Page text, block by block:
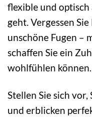
flexible und
geht. Vergessen
unschöne Fugen –
schaffen Sie ein
wohlfühlen können.
Stellen Sie sich
und erblicken